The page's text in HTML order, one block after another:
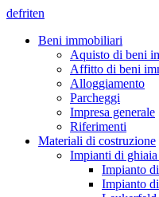
defriten
Beni immobiliari
Aquisto di beni
Affitto di beni
Alloggiamento
Parcheggi
Impresa generale
Riferimenti
Materiali di costruzione
Impianti di ghiaia
Impianto
Impianto